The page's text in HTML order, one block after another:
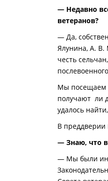
— Недавно
ветеранов?
— Да,
Ялунина, А.
честь
Мы посещаем
получают ли
удалось
В преддверии
— Знаю, что
— Мы были